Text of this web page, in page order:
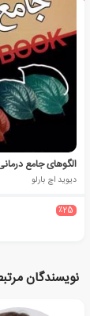
الگوهای جامع
دیوید اچ بارلو
٪25
نویسندگان